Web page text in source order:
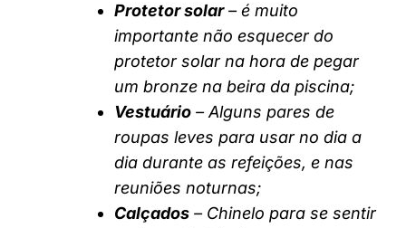
Protetor solar– é muito
importante não esquecer do
protetor solar na hora de pegar
um bronze na beira da piscina;
Vestuário – Alguns pares de
roupas leves para usar no dia a
dia durante as refeições, e nas
reuniões noturnas;
Calçados – Chinelo para se sentir